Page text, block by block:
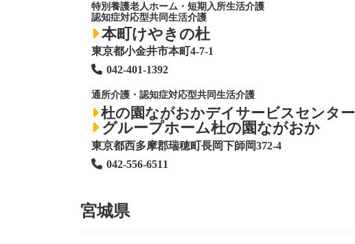
特別養護老人ホーム ・短期入所生活介護
認知症対応型共同生活介護
本町けやきの杜
東京都小金井市本町4-7-1
042-401-1392
通所介護・認知症対応型共同生活介護
杜の園ながおかデイサービスセンター
グループホーム杜の園ながおか
東京都西多摩郡瑞穂町長岡下師岡372-4
042-556-6511
宮城県